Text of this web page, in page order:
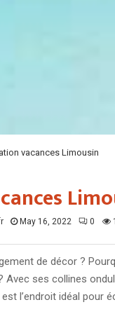
vacances Limousin
May 16, 2022 0
de décor ?
Avec ses collines
l’endroit idéal pour